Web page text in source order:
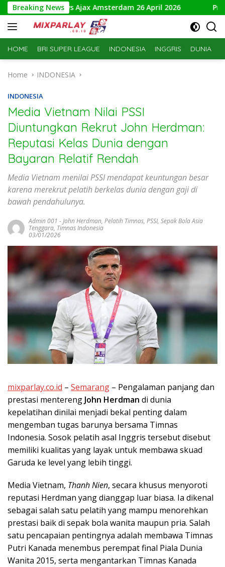
Skip
to
content
Breaking News
Breda vs Ajax Amsterdam 26 April 2026 Prediksi
HOME BRI SUPER LEAGUE INDONESIA INGGRIS DUNIA
Home INDONESIA
INDONESIA
Media Vietnam Nilai PSSI
Diuntungkan Rekrut John Herdman:
Reputasi Kelas Dunia dengan
Bayaran Relatif Rendah
Media Vietnam menilai PSSI mendapat keuntungan besar
karena merekrut pelatih berkelas dunia dengan gaji di
bawah pendahulunya.
Admin 001 -John Herdman, Pelatih Timnas, PSSI, Sepak Bola Asia
Tenggara, Timnas Indonesia
03/01/2026
mixparlay.co.id – Semarang – Pengalaman panjang dan
prestasi mentereng John Herdman di dunia
kepelatihan dinilai menjadi bekal penting dalam
mengemban tugas barunya bersama Timnas
Indonesia. Sosok pelatih asal Inggris tersebut disebut
memiliki kualitas yang layak untuk membawa skuad
Garuda ke level yang lebih tinggi.
Media Vietnam, Thanh Nien, secara khusus menyoroti
reputasi Herdman yang dianggap luar biasa. Ia dikenal
sebagai salah satu pelatih yang mampu menorehkan
prestasi baik di sepak bola wanita maupun pria. Salah
satu pencapaian pentingnya adalah membawa Timnas
Putri Kanada menembus perempat final Piala Dunia
Wanita 2015, serta mengantarkan Timnas Kanada